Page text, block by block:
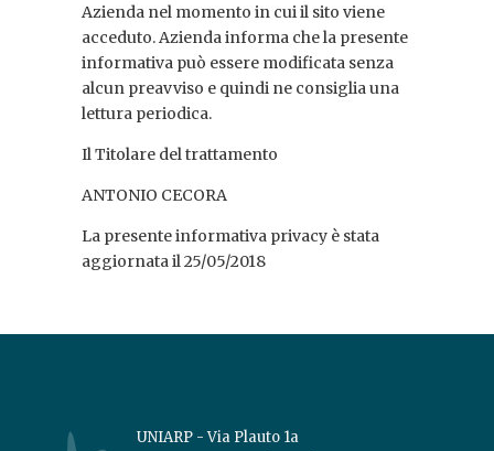
Azienda nel momento in cui il sito viene
acceduto. Azienda informa che la presente
informativa può essere modificata senza
alcun preavviso e quindi ne consiglia una
lettura periodica.
Il Titolare del trattamento
ANTONIO CECORA
La presente informativa privacy è stata
aggiornata il 25/05/2018
UNIARP - Via Plauto 1a